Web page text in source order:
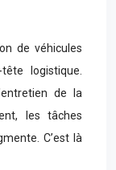
de véhicules
logistique.
de la
les tâches
C’est là